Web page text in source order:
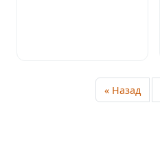
« Назад